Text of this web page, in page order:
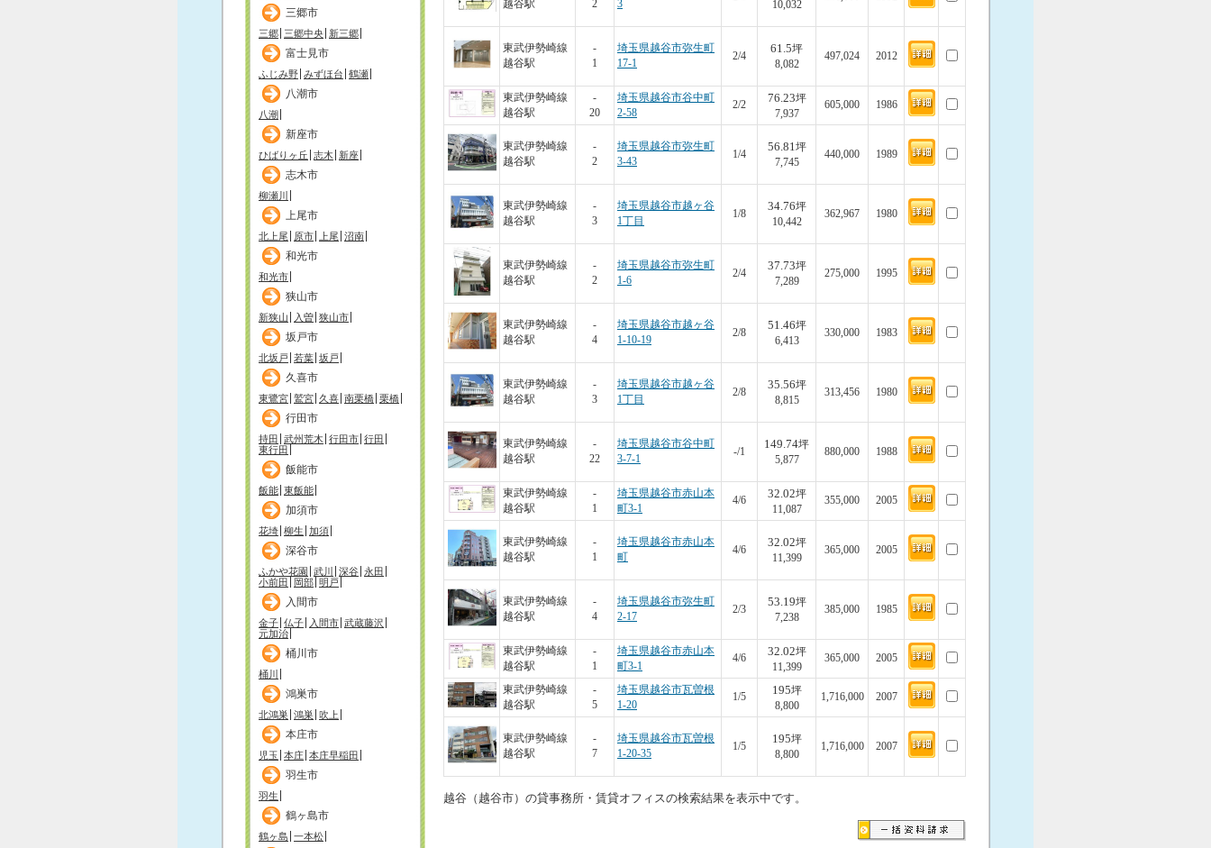
三郷市
三郷 三郷中央 新三郷
富士見市
ふじみ野 みずほ台 鶴瀬
八潮市
八潮
新座市
ひばりヶ丘 志木 新座
志木市
柳瀬川
上尾市
北上尾 原市 上尾 沼南
和光市
和光市
狭山市
新狭山 入曽 狭山市
坂戸市
北坂戸 若葉 坂戸
久喜市
東鷺宮 鷲宮 久喜 南栗橋 栗橋
行田市
持田 武州荒木 行田市 行田
東行田
飯能市
飯能 東飯能
加須市
花埼 柳生 加須
深谷市
ふかや花園 武川 深谷 永田
小前田
岡部 明戸
入間市
金子 仏子 入間市 武蔵藤沢
元加治
桶川市
桶川
鴻巣市
北鴻巣 鴻巣 吹上
本庄市
児玉 本庄 本庄早稲田
羽生市
羽生
鶴ヶ島市
鶴ヶ島 一本松
越谷駅
2
3
10,032
東武伊勢崎線
越谷駅
-
1
埼玉県越谷市弥生町
17-1
2/4
61.5坪
8,082
497,024 2012
東武伊勢崎線
越谷駅
-
20
埼玉県越谷市谷中町
2-58
2/2
76.23坪
7,937
605,000 1986
東武伊勢崎線
越谷駅
-
2
埼玉県越谷市弥生町
3-43
1/4
56.81坪
7,745
440,000 1989
東武伊勢崎線
越谷駅
-
3
埼玉県越谷市越ヶ谷
1丁目
1/8
34.76坪
10,442
362,967 1980
東武伊勢崎線
越谷駅
-
2
埼玉県越谷市弥生町
1-6
2/4
37.73坪
7,289
275,000 1995
東武伊勢崎線
越谷駅
-
4
埼玉県越谷市越ヶ谷
1-10-19
2/8
51.46坪
6,413
330,000 1983
東武伊勢崎線
越谷駅
-
3
埼玉県越谷市越ヶ谷
1丁目
2/8
35.56坪
8,815
313,456 1980
東武伊勢崎線
越谷駅
-
22
埼玉県越谷市谷中町
3-7-1
-/1
149.74坪
5,877
880,000 1988
東武伊勢崎線
越谷駅
-
1
埼玉県越谷市赤山本
町3-1
4/6
32.02坪
11,087
355,000 2005
東武伊勢崎線
越谷駅
-
1
埼玉県越谷市赤山本
町
4/6
32.02坪
11,399
365,000 2005
東武伊勢崎線
越谷駅
-
4
埼玉県越谷市弥生町
2-17
2/3
53.19坪
7,238
385,000 1985
東武伊勢崎線
越谷駅
-
1
埼玉県越谷市赤山本
町3-1
4/6
32.02坪
11,399
365,000 2005
東武伊勢崎線
越谷駅
-
5
埼玉県越谷市瓦曽根
1-20
1/5
195坪
8,800
1,716,000 2007
東武伊勢崎線
越谷駅
-
7
埼玉県越谷市瓦曽根
1-20-35
1/5
195坪
8,800
1,716,000 2007
越谷（越谷市）の貸事務所・賃貸オフィスの検索結果を表示中です。